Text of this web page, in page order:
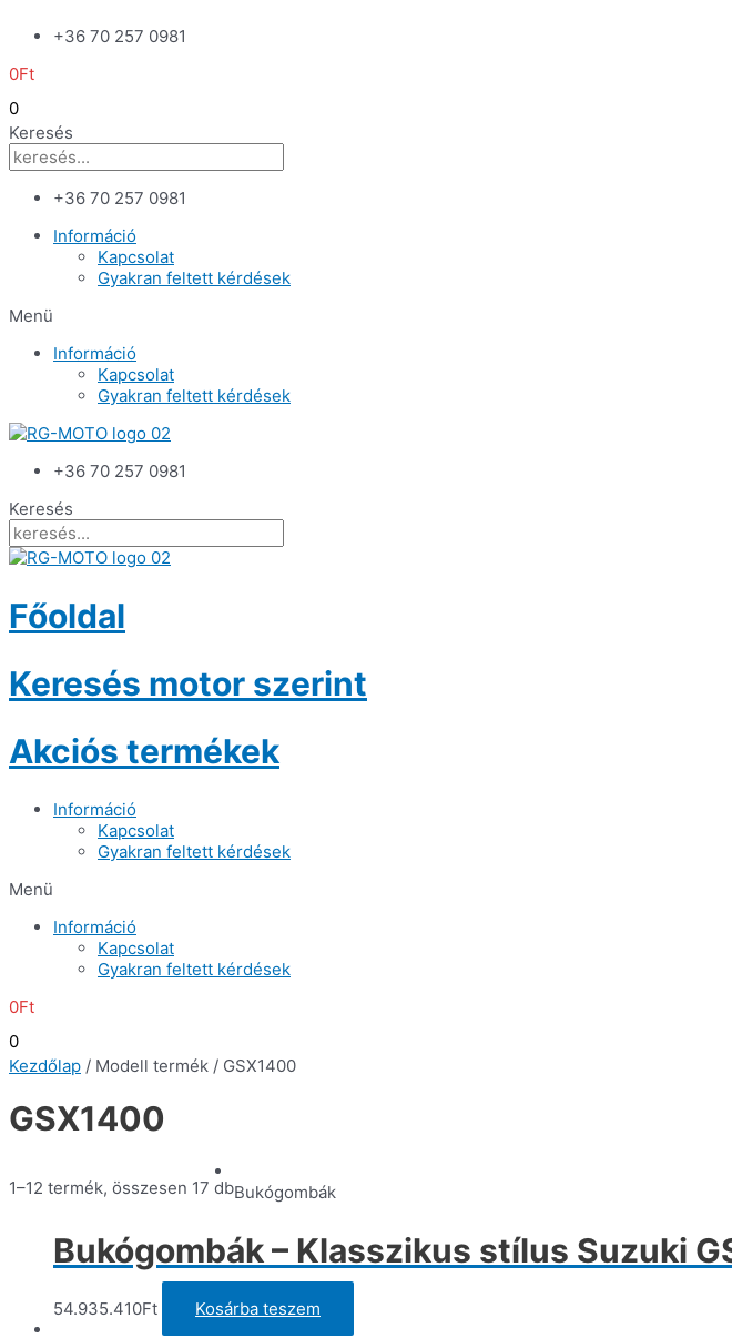
+36 70 257 0981
0Ft
0
Keresés
+36 70 257 0981
Információ
Kapcsolat
Gyakran feltett kérdések
Menü
Információ
Kapcsolat
Gyakran feltett kérdések
+36 70 257 0981
Keresés
Főoldal
Keresés motor szerint
Akciós termékek
Információ
Kapcsolat
Gyakran feltett kérdések
Menü
Információ
Kapcsolat
Gyakran feltett kérdések
0Ft
0
Kezdőlap / Modell termék / GSX1400
GSX1400
1–12 termék, összesen 17 dbBukógombák
Bukógombák – Klasszikus stílus Suzuki
54.935.410Ft
Kosárba teszem